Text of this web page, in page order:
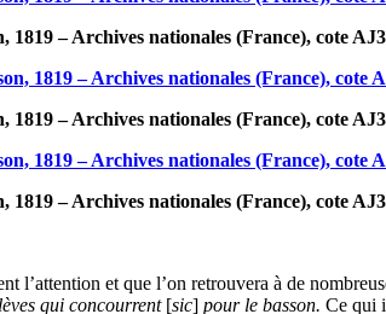
– Archives nationales (France), cote
– Archives nationales (France), cote
– Archives nationales (France), cote
l’attention et que l’on retrouvera à de
qui concourrent [sic] pour le basson. Ce qui